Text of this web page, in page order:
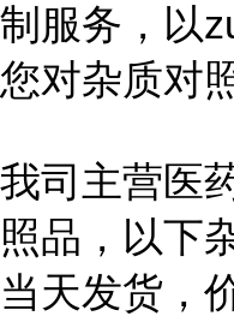
制服务，以
您对杂质对
我司主营医
照品，以下
当天发货，